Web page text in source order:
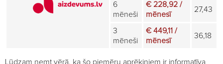
6
mēneši
€ 228,92 /
mēnesī
27,43
3
mēneši
€ 449,11 /
mēnesī
36,18
Lūdzam ņemt vērā, ka šo piemēru aprēķiniem ir informatīva